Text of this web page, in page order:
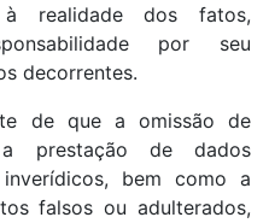
à realidade dos fatos,
por seu
decorrentes.
de que a omissão de
a prestação de dados
bem como a
falsos ou adulterados,